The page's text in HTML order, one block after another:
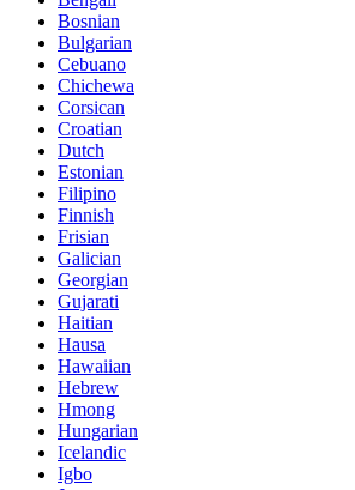
Bosnian
Bulgarian
Cebuano
Chichewa
Corsican
Croatian
Dutch
Estonian
Filipino
Finnish
Frisian
Galician
Georgian
Gujarati
Haitian
Hausa
Hawaiian
Hebrew
Hmong
Hungarian
Icelandic
Igbo